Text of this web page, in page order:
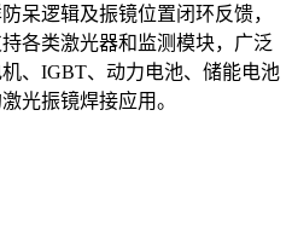
呆逻辑及振镜位置闭环反馈，
各类激光器和监测模块，广泛
、IGBT、动力电池、储能电池
光振镜焊接应用。